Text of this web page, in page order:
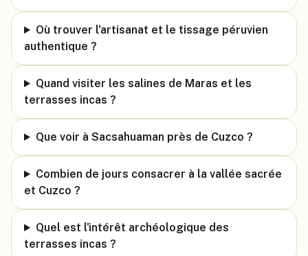
Où trouver l'artisanat et le tissage péruvien
authentique ?
Quand visiter les salines de Maras et les
terrasses incas ?
Que voir à Sacsahuaman près de Cuzco ?
Combien de jours consacrer à la vallée sacrée
et Cuzco ?
Quel est l'intérêt archéologique des
terrasses incas ?